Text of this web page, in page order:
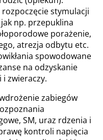
rozpoczęcie stymulacji
np. przepuklina
porażenie,
atrezja odbytu etc.
spowodowane
na odzyskanie
zwieraczy.
zabiegów
SM, uraz rdzenia i
kontroli napięcia